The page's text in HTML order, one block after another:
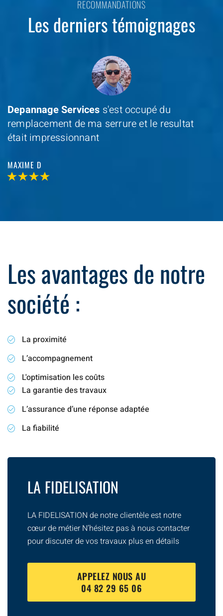
RECOMMANDATIONS
Les derniers témoignages
Depannage Services s'est occupé du
remplacement de ma serrure et le resultat
était impressionnant
MAXIME D
Les avantages de notre
société :
La proximité
L’accompagnement
L'optimisation les coûts
La garantie des travaux
L’assurance d’une réponse adaptée
La fiabilité
LA FIDELISATION
LA FIDELISATION de notre clientèle est notre
cœur de métier N’hésitez pas à nous contacter
pour discuter de vos travaux plus en détails
APPELEZ NOUS AU
04 82 29 65 06